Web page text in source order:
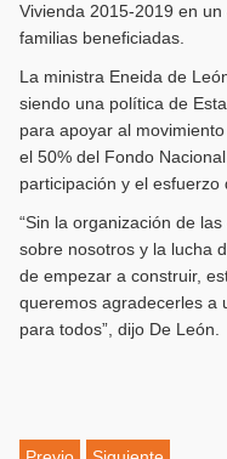
Vivienda 2015-2019 en
familias beneficiadas.
La ministra Eneida de
siendo una política de
para apoyar al
el 50% del Fondo
participación y el esfuerzo
“Sin la organización de
sobre nosotros y la lucha
de empezar a construir,
queremos agradecerles a
para todos”, dijo De León.